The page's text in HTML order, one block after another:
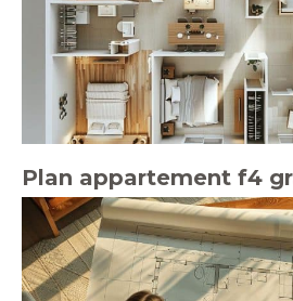
Plan appartement f4